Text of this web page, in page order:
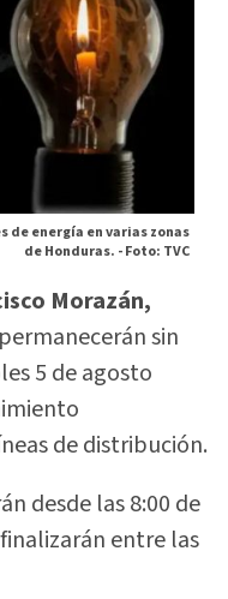
de energía en varias zonas
de Honduras. -Foto: TVC
Morazán,
permanecerán sin
5 de agosto
de distribución.
desde las 8:00 de
entre las